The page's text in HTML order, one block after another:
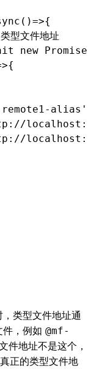
()=>{
型文件地址
new Promise
{
alias'
，类型文件地址通
，例如 @mf-
件地址不是这个，
正的类型文件地